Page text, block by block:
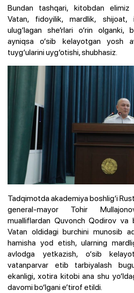
Bundan tashqari, kitobdan elimiz
Vatan, fidoyilik, mardlik, shijoat,
ulug‘lagan she’rlari o‘rin olganki,
ayniqsa o‘sib kelayotgan yosh
tuyg‘ularini uyg‘otishi, shubhasiz.
Tadqimotda akademiya boshlig‘i
general-mayor Tohir
mualliflardan Quvonch Qodirov va
Vatan oldidagi burchini munosib
hamisha yod etish, ularning
avlodga yetkazish, o‘sib
vatanparvar etib tarbiyalash
ekanligi, xotira kitobi ana shu
davomi bo‘lgani e’tirof etildi.